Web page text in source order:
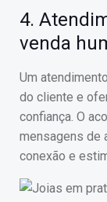
4.
venda
Um
do cliente e
confiança. O
mensagens de
conexão e